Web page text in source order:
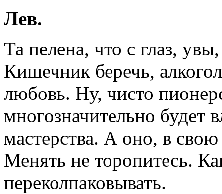
Лев.
Та пелена, что с глаз,
Кишечник беречь,
любовь. Ну, чисто
многозначительно будет
мастерства. А оно, в
Менять не торопитесь.
переколпаковывать.